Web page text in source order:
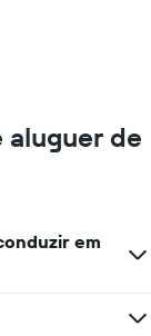
de
em